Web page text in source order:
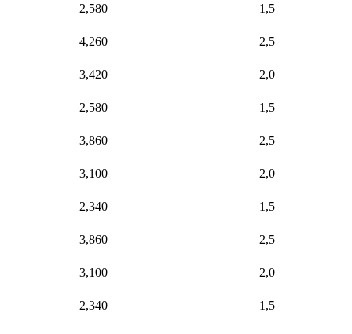
2,580 1,5
4,260 2,5
3,420 2,0
2,580 1,5
3,860 2,5
3,100 2,0
2,340 1,5
3,860 2,5
3,100 2,0
2,340 1,5